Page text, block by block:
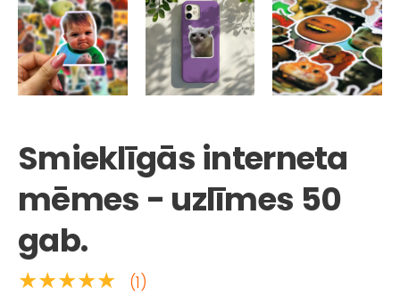
Smieklīgās interneta
mēmes - uzlīmes 50
gab.
★★★★★ (1)